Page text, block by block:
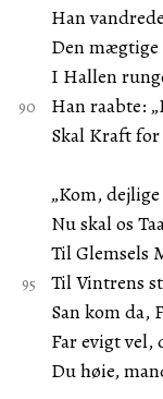
Han
Den
I Hallen
Han raabte:
Skal Kraft for
„Kom,
Nu skal os
Til Glemsels
Til Vintrens
San kom da,
Far evigt
Du høie,